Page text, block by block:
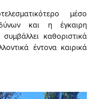
μέσο
και η έγκαιρη
καθοριστικά
έντονα καιρικά